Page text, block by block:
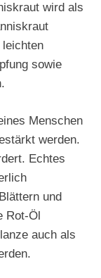
wird als
sowie
Menschen
werden.
Echtes
und
Rot-Öl
auch als